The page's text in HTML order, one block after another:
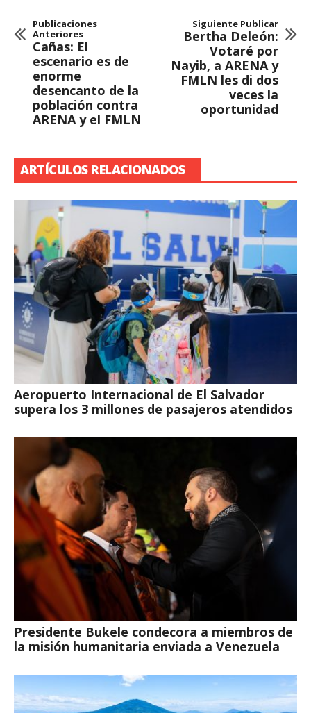
Publicaciones
Anteriores
Cañas: El
escenario es de
enorme
desencanto de la
población contra
ARENA y el FMLN
Siguiente Publicar
Bertha Deleón:
Votaré por
Nayib, a ARENA y
FMLN les di dos
veces la
oportunidad
ARTÍCULOS RELACIONADOS
Aeropuerto Internacional de El Salvador
supera los 3 millones de pasajeros atendidos
Presidente Bukele condecora a miembros de
la misión humanitaria enviada a Venezuela